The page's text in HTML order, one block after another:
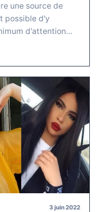
une source de
possible d'y
d'attention…
3 juin 2022